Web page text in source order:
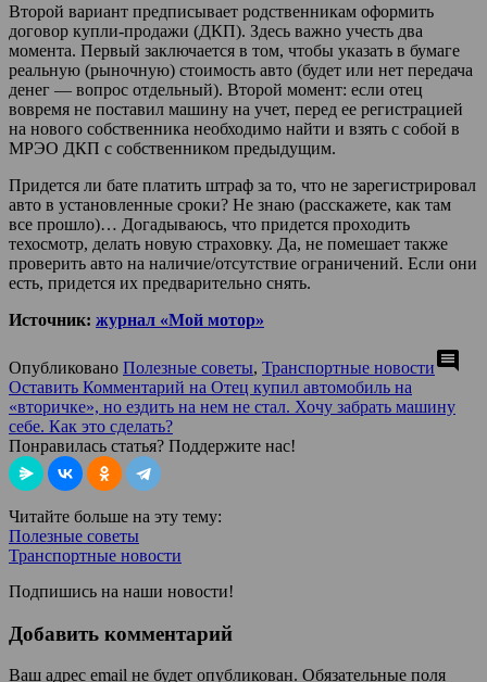
Второй вариант предписывает родственникам оформить
договор купли-продажи (ДКП). Здесь важно учесть два
момента. Первый заключается в том, чтобы указать в бумаге
реальную (рыночную) стоимость авто (будет или нет передача
денег — вопрос отдельный). Второй момент: если отец
вовремя не поставил машину на учет, перед ее регистрацией
на нового собственника необходимо найти и взять с собой в
МРЭО ДКП с собственником предыдущим.
Придется ли бате платить штраф за то, что не зарегистрировал
авто в установленные сроки? Не знаю (расскажете, как там
все прошло)… Догадываюсь, что придется проходить
техосмотр, делать новую страховку. Да, не помешает также
проверить авто на наличие/отсутствие ограничений. Если они
есть, придется их предварительно снять.
Источник: журнал «Мой мотор»
Опубликовано Полезные советы, Транспортные новостиcomment
Оставить Комментарий на Отец купил автомобиль на
«вторичке», но ездить на нем не стал. Хочу забрать машину
себе. Как это сделать?
Понравилась статья? Поддержите нас!
Читайте больше на эту тему:
Полезные советы
Транспортные новости
Подпишись на наши новости!
Добавить комментарий
Ваш адрес email не будет опубликован. Обязательные поля